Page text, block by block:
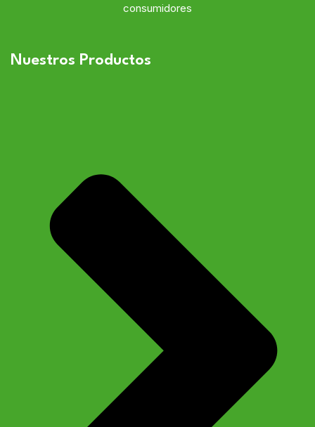
consumidores
Nuestros Productos